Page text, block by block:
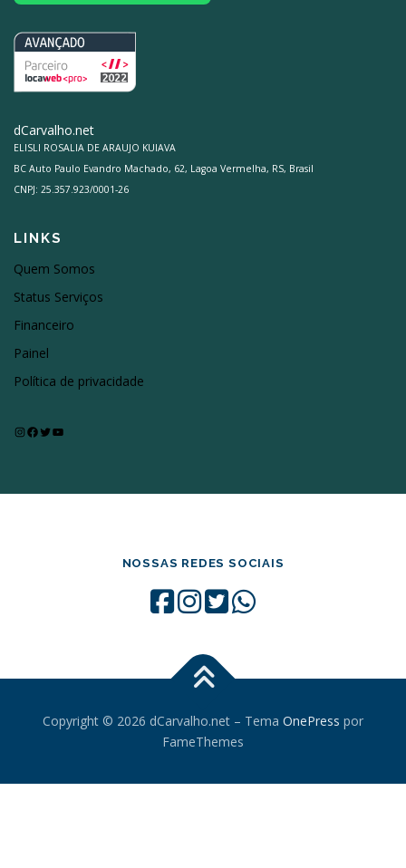
dCarvalho.net
ELISLI ROSALIA DE ARAUJO KUIAVA
BC Auto Paulo Evandro Machado, 62, Lagoa Vermelha, RS, Brasil
CNPJ: 25.357.923/0001-26
LINKS
Quem Somos
Status Serviços
Financeiro
Painel
Política de privacidade
InstagramFacebook Twitter Youtube
NOSSAS REDES SOCIAIS
Copyright © 2026 dCarvalho.net – Tema OnePress por
FameThemes